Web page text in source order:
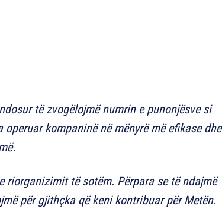
të zvogëlojmë numrin e punonjësve si
kompaninë në mënyrë më efikase dhe
riorganizimit të sotëm. Përpara se të ndajmë
për gjithçka që keni kontribuar për Metën.